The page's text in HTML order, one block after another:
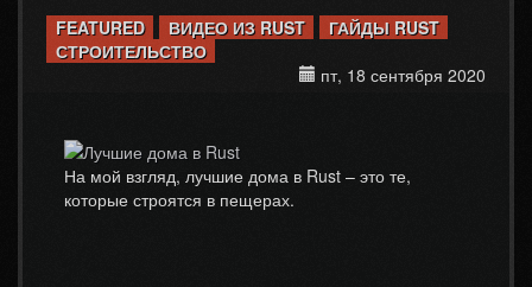
FEATURED ВИДЕО ИЗ RUST
ГАЙДЫ RUST
СТРОИТЕЛЬСТВО
пт, 18 сентября 2020
На мой взгляд, лучшие дома в Rust – это те,
которые строятся в пещерах.